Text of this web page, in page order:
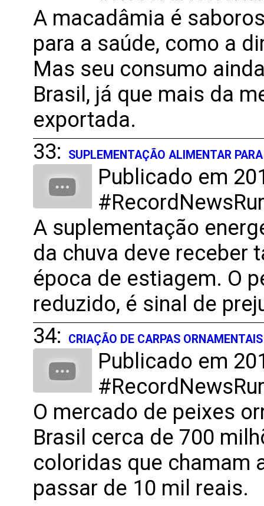
A macadâmia é
para a saúde, como a
Mas seu consumo
Brasil, já que mais da
exportada.
33:
SUPLEMENTAÇÃO ALIMENTAR
Publicado em
A suplementação
da chuva deve receber
época de estiagem. O
reduzido, é sinal de
34:
CRIAÇÃO DE CARPAS
Publicado em
O mercado de peixes
Brasil cerca de 700
coloridas que chamam
passar de 10 mil reais.